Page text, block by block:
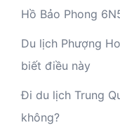
Hồ Bảo Phong
Du lịch Phượng
biết điều này
Đi du lịch Trung
không?